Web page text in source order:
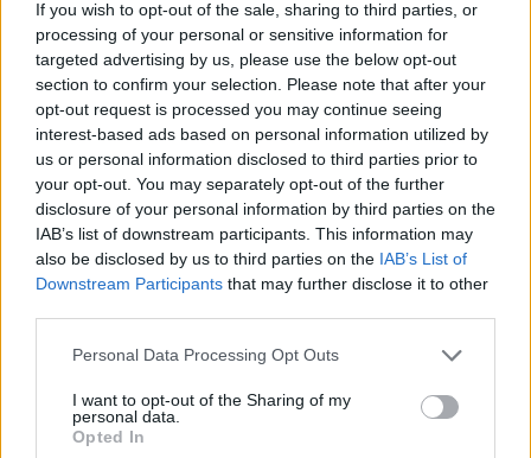
If you wish to opt-out of the sale, sharing to third parties, or
processing of your personal or sensitive information for
targeted advertising by us, please use the below opt-out
section to confirm your selection. Please note that after your
opt-out request is processed you may continue seeing
interest-based ads based on personal information utilized by
us or personal information disclosed to third parties prior to
your opt-out. You may separately opt-out of the further
disclosure of your personal information by third parties on the
IAB’s list of downstream participants. This information may
also be disclosed by us to third parties on the IAB’s List of
Downstream Participants that may further disclose it to other
Personal Data Processing Opt Outs
I want to opt-out of the Sharing of my
personal data.
Opted In
ΔΕΙΤΕ ΕΠΙΣΗΣ
ΣΤΗΝ ΙΔΙΑ ΚΑΤΗΓΟΡΙΑ
Χρήστος Δάντης: «Συνάδελφοι
One""""»
Ο συνθέτης μίλησε ανοιχτά για την